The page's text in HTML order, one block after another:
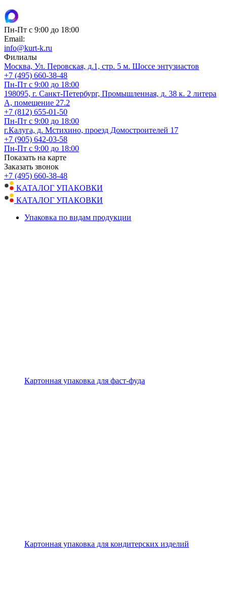
Пн-Пт с 9:00 до 18:00
Email:
info@kurt-k.ru
Филиалы
Москва, Ул. Перовская, д.1, стр. 5 м. Шоссе энтузиастов
+7 (495) 660-38-48
Пн-Пт с 9:00 до 18:00
198095, г. Санкт-Петербург, Промышленная, д. 38 к. 2 литера
А, помещение 27.2
+7 (812) 655-01-50
Пн-Пт с 9:00 до 18:00
г.Калуга, д. Мстихино, проезд Домостроителей 17
+7 (905) 642-03-58
Пн-Пт с 9:00 до 18:00
Показать на карте
Заказать звонок
+7 (495) 660-38-48
КАТАЛОГ УПАКОВКИ
КАТАЛОГ УПАКОВКИ
Упаковка по видам продукции
Картонная упаковка для фаст-фуда
Картонная упаковка для кондитерских изделий